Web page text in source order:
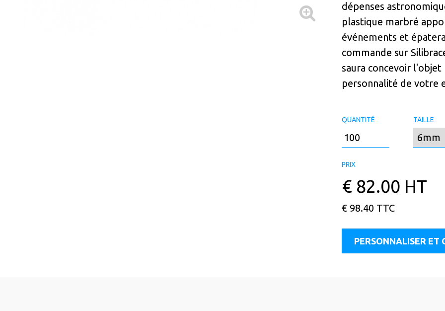
dépenses
plastique marbré
événements et
commande sur
saura concevoir
personnalité de votre
QUANTITÉ TAILLE
PRIX
€ 82.00 HT
€ 98.40 TTC
PERSONNALISER ET